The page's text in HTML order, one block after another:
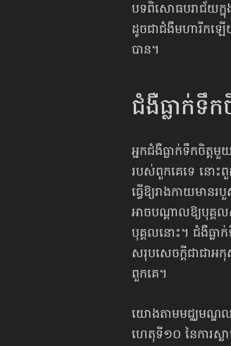
បទពិសោធបរាជ័យក្នុ
ដូចជាជំងឺមហារីក​ឡើ
បាន។
ជំងឺ​ធ្លាក់​ទឹក
អ្នកជំងឺធ្លាក់ទឹកចិត្
របស់ពួកគេទេ នោះពួ
ធ្វើឱ្យរាងកាយ​មា
អាចបណ្តាលឱ្យបុគ្គ
បុគ្គលនោះ។ ជំងឺធ្លាក់
សរុបសេចក្តី​ជាជាអ
ពួកគេ។
យោងតាមមជ្ឈមណ្ឌលគ្
ហេតុទី១០ នៃការស្